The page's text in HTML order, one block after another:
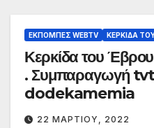
ΕΚΠΟΜΠΈΣ WEBTV ΚΕΡΚΊΔΑ
Κερκίδα του
. Συμπαραγωγή
dodekamemia
22 ΜΑΡΤΊΟΥ, 2022